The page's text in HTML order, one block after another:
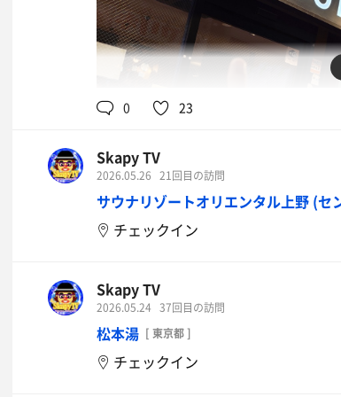
0 23
Skapy TV
2026.05.26 21回目の訪問
サウナリゾートオリエンタル上野 (
チェックイン
Skapy TV
2026.05.24 37回目の訪問
松本湯 [ 東京都 ]
チェックイン